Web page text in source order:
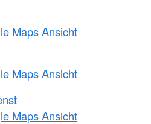
Maps Ansicht
Maps Ansicht
Maps Ansicht